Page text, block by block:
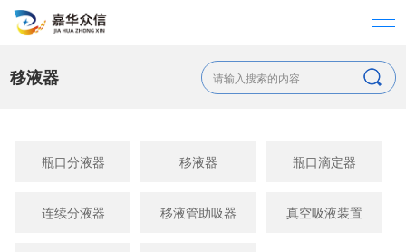
移液器
瓶口分液器 移液器 瓶口滴定器
连续分液器 移液管助吸器 真空吸液装置